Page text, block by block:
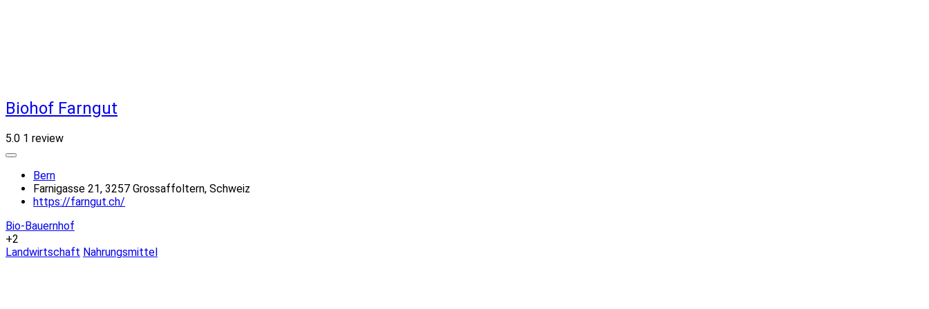
Biohof Farngut
5.0 1 review
Bern
Farnigasse 21, 3257 Grossaffoltern, Schweiz
https://farngut.ch/
Bio-Bauernhof
+2
Landwirtschaft Nahrungsmittel